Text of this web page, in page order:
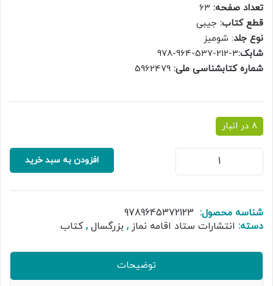
تعداد صفحه:
قطع کتاب: جیبی
نوع جلد: شومیز
شابک:3-212-537-964-978
شماره کتابشناسی ملی:
8 در انبار
کتاب
ای
از
نماز
عدد
افزودن به سبد خرید
شناسه محصول: 9789645372123
دسته: انتشارات ستاد اقامه نماز , بزرگسال ,کتاب
توضیحات